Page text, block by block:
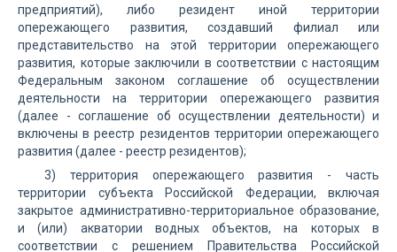
предприятий), либо резидент иной территории
опережающего развития, создавший филиал или
представительство на этой территории опережающего
развития, которые заключили в соответствии с настоящим
Федеральным законом соглашение об осуществлении
деятельности на территории опережающего развития
(далее - соглашение об осуществлении деятельности) и
включены в реестр резидентов территории опережающего
развития (далее - реестр резидентов);
3) территория опережающего развития - часть
территории субъекта Российской Федерации, включая
закрытое административно-территориальное образование,
и (или) акватории водных объектов, на которых в
соответствии с решением Правительства Российской